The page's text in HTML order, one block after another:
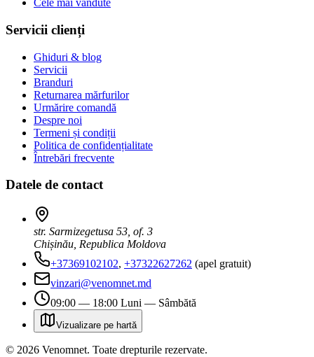
Cele mai vândute
Servicii clienți
Ghiduri & blog
Servicii
Branduri
Returnarea mărfurilor
Urmărire comandă
Despre noi
Termeni și condiții
Politica de confidențialitate
Întrebări frecvente
Datele de contact
str. Sarmizegetusa 53, of. 3
Chișinău, Republica Moldova
+37369102102, +37322627262 (apel gratuit)
vinzari@venomnet.md
09:00 — 18:00 Luni — Sâmbătă
Vizualizare pe hartă
© 2026 Venomnet. Toate drepturile rezervate.